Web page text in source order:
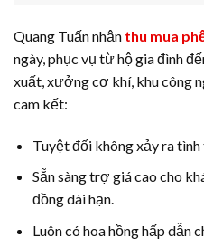
Quang Tuấn nhận thu mua
ngày, phục vụ từ hộ gia đình
xuất, xưởng cơ khí, khu công
cam kết:
Tuyệt đối không xảy ra tình
Sẵn sàng trợ giá cao cho
đồng dài hạn.
Luôn có hoa hồng hấp dẫn